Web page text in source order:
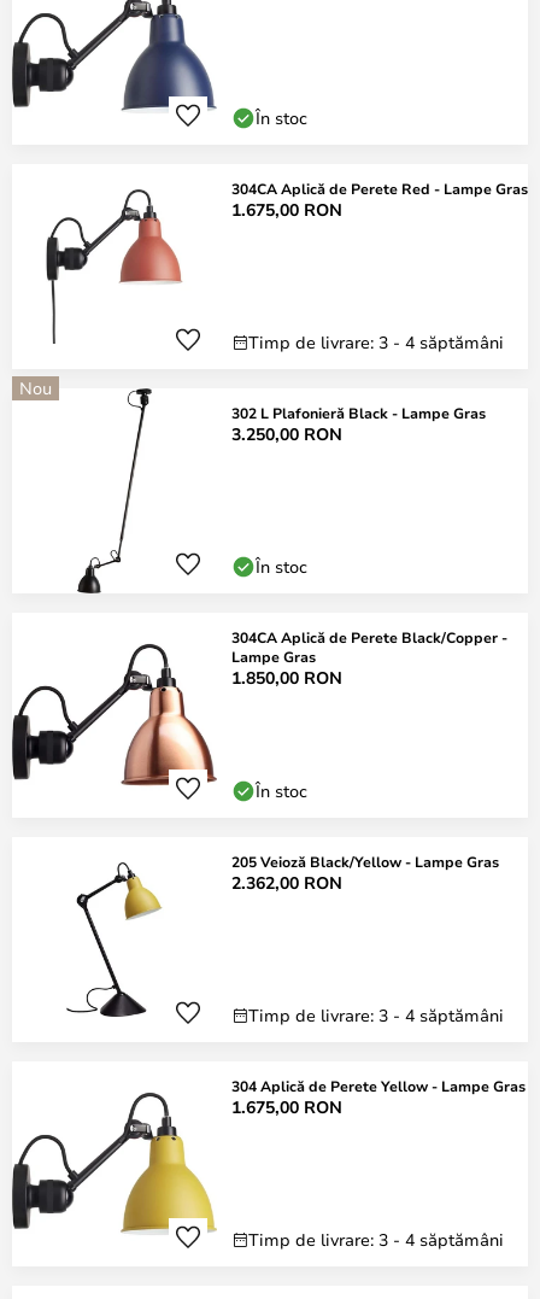
În stoc
304CA Aplică de Perete Red - Lampe Gras
1.675,00 RON
Timp de livrare: 3 - 4 săptămâni
Nou
302 L Plafonieră Black - Lampe Gras
3.250,00 RON
În stoc
304CA Aplică de Perete Black/Copper -
Lampe Gras
1.850,00 RON
În stoc
205 Veioză Black/Yellow - Lampe Gras
2.362,00 RON
Timp de livrare: 3 - 4 săptămâni
304 Aplică de Perete Yellow - Lampe Gras
1.675,00 RON
Timp de livrare: 3 - 4 săptămâni